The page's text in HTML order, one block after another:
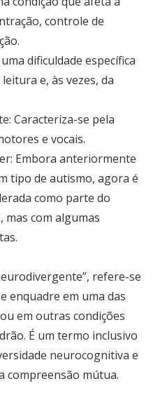
controle de
dificuldade específica
e, às vezes, da
Caracteriza-se pela
e vocais.
Embora anteriormente
tipo de autismo, agora é
como parte do
com algumas
refere-se
enquadre em uma das
em outras condições
É um termo inclusivo
neurocognitiva e
compreensão mútua.